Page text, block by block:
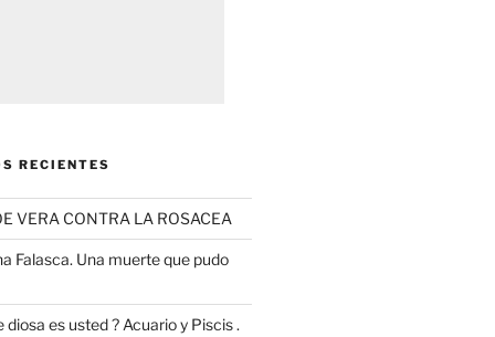
RECIENTES
VERA CONTRA LA ROSACEA
Falasca. Una muerte que pudo
diosa es usted ? Acuario y Piscis .